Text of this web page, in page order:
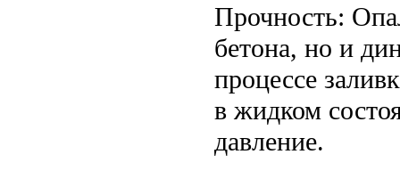
Прочность:
бетона, но и
процессе
в жидком
давление.